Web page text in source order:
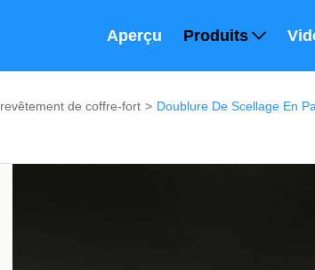
Aperçu Produits
revêtement de coffre-fort > Doublure De Scellage En